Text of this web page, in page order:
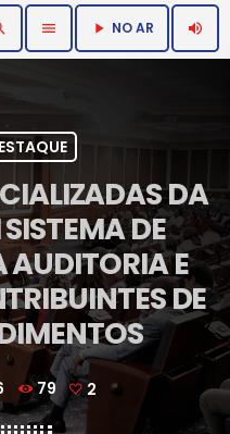
menu play_arrow NO AR volume_up
DA
DE
AUDITORIA E
DE
79 2